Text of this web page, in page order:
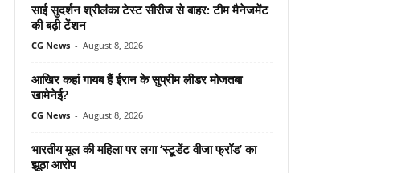
साई सुदर्शन श्रीलंका टेस्ट सीरीज से बाहर: टीम मैनेजमेंट
की बढ़ी टेंशन
CG News - August 8, 2026
आखिर कहां गायब हैं ईरान के सुप्रीम लीडर मोजतबा
खामेनेई?
CG News - August 8, 2026
भारतीय मूल की महिला पर लगा ‘स्टूडेंट वीजा फ्रॉड’ का
झूठा आरोप